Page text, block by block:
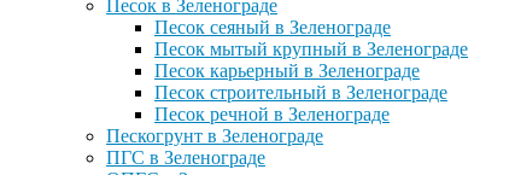
Песок в Зеленограде
Песок сеяный в Зеленограде
Песок мытый крупный в Зеленограде
Песок карьерный в Зеленограде
Песок строительный в Зеленограде
Песок речной в Зеленограде
Пескогрунт в Зеленограде
ПГС в Зеленограде